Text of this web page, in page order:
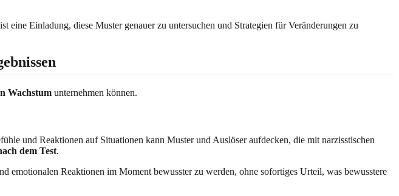
Einladung, diese Muster genauer zu untersuchen und Strategien für Veränderungen zu
Wachstum unternehmen können.
und Reaktionen auf Situationen kann Muster und Auslöser aufdecken, die mit narzisstischen
dem Test.
emotionalen Reaktionen im Moment bewusster zu werden, ohne sofortiges Urteil, was bewusstere